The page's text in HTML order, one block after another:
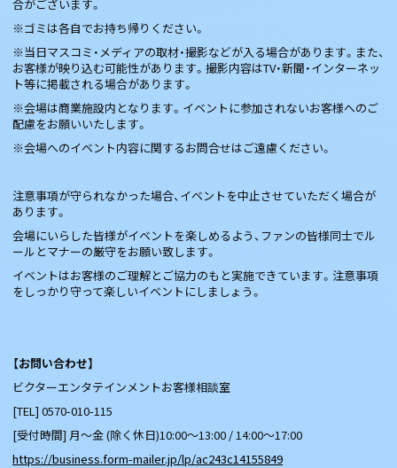
合がございます。
※ゴミは各自でお持ち帰りください。
※当日マスコミ・メディアの取材・撮影などが入る場合があります。また、
お客様が映り込む可能性があります。撮影内容はTV・新聞・インターネッ
ト等に掲載される場合があります。
※会場は商業施設内となります。イベントに参加されないお客様へのご
配慮をお願いいたします。
※会場へのイベント内容に関するお問合せはご遠慮ください。
注意事項が守られなかった場合、イベントを中止させていただく場合が
あります。
会場にいらした皆様がイベントを楽しめるよう、ファンの皆様同士でル
ールとマナーの厳守をお願い致します。
イベントはお客様のご理解とご協力のもと実施できています。注意事項
をしっかり守って楽しいイベントにしましょう。
【お問い合わせ】
ビクターエンタテインメントお客様相談室
[TEL] 0570-010-115
[受付時間] 月～金 (除く休日)10:00～13:00 / 14:00～17:00
https://business.form-mailer.jp/lp/ac243c14155849